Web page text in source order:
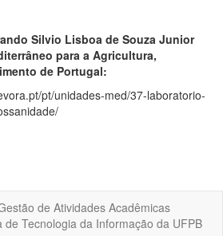
Silvio Lisboa de Souza Junior
para a Agricultura,
de Portugal:
pt/unidades-med/37-laboratorio-
de Atividades Acadêmicas
de Tecnologia da Informação da UFPB